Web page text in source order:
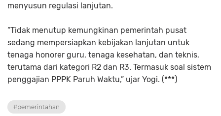
menyusun regulasi lanjutan.
“Tidak menutup kemungkinan pemerintah pusat
sedang mempersiapkan kebijakan lanjutan untuk
tenaga honorer guru, tenaga kesehatan, dan teknis,
terutama dari kategori R2 dan R3. Termasuk soal sistem
penggajian PPPK Paruh Waktu,” ujar Yogi. (***)
#pemerintahan